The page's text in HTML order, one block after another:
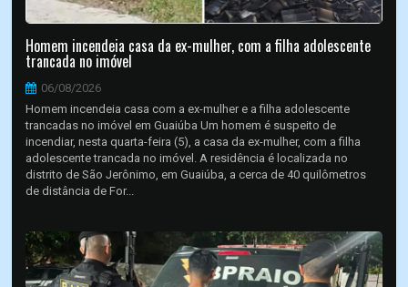
Homem incendeia casa da ex-mulher, com a filha adolescente
trancada no imóvel
06/08/2026
Homem incendeia casa com a ex-mulher e a filha adolescente
trancadas no imóvel em Guaiúba Um homem é suspeito de
incendiar, nesta quarta-feira (5), a casa da ex-mulher, com a filha
adolescente trancada no imóvel. A residência é localizada no
distrito de São Jerônimo, em Guaiúba, a cerca de 40 quilômetros
de distância de For...